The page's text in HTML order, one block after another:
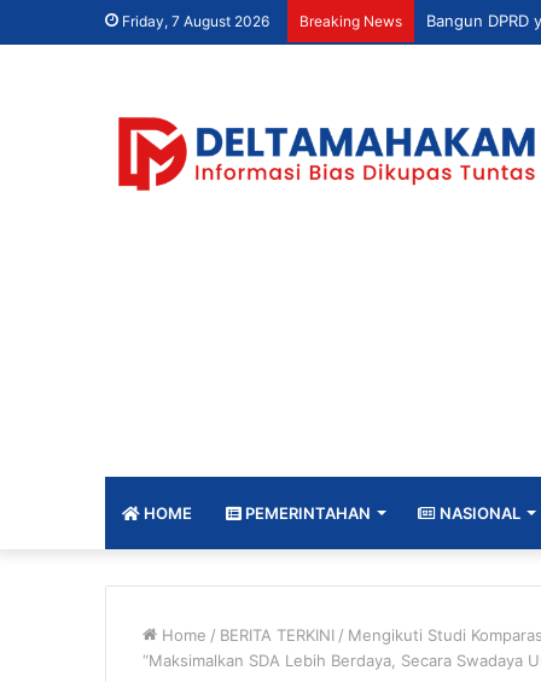
Friday, 7 August 2026 Breaking News
HOME PEMERINTAHAN NASIONAL
Home / BERITA TERKINI / Mengikuti Studi
“Maksimalkan SDA Lebih Berdaya, Secara Swadaya